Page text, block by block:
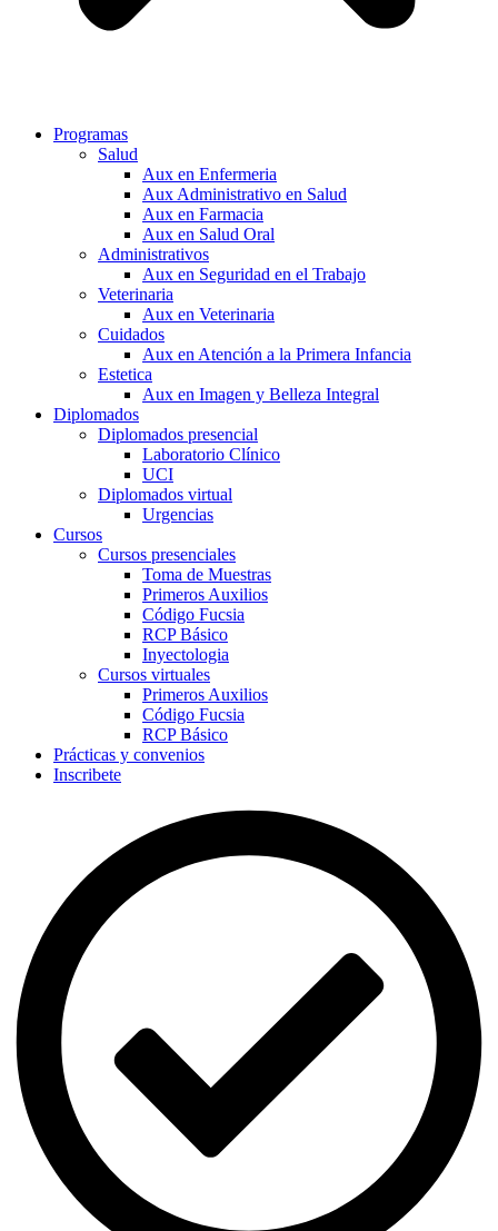
Programas
Salud
Aux en Enfermeria
Aux Administrativo en Salud
Aux en Farmacia
Aux en Salud Oral
Administrativos
Aux en Seguridad en el Trabajo
Veterinaria
Aux en Veterinaria
Cuidados
Aux en Atención a la Primera Infancia
Estetica
Aux en Imagen y Belleza Integral
Diplomados
Diplomados presencial
Laboratorio Clínico
UCI
Diplomados virtual
Urgencias
Cursos
Cursos presenciales
Toma de Muestras
Primeros Auxilios
Código Fucsia
RCP Básico
Inyectologia
Cursos virtuales
Primeros Auxilios
Código Fucsia
RCP Básico
Prácticas y convenios
Inscribete